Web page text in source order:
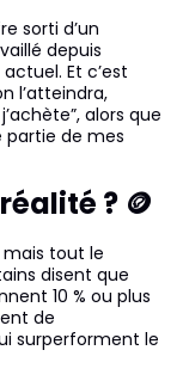
sorti d’un
depuis
Et c’est
l’atteindra,
alors que
partie de mes
? 🪙
mais tout le
disent que
10 % ou plus
de
surperforment le